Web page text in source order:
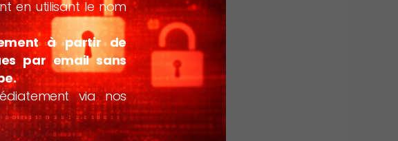
en utilisant le nom
à partir de
par email sans
via nos